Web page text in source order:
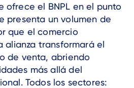
ofrece el BNPL en el punto
presenta un volumen de
que el comercio
alianza transformará el
de venta, abriendo
más allá del
Todos los sectores: